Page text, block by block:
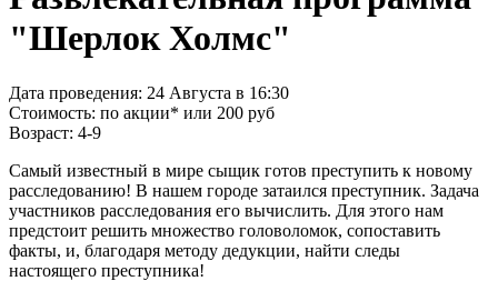
"Шерлок Холмс"
Дата проведения: 24 Августа в 16:30
Стоимость: по акции* или 200 руб
Возраст: 4-9
Самый известный в мире сыщик готов преступить к новому
расследованию! В нашем городе затаился преступник. Задача
участников расследования его вычислить. Для этого нам
предстоит решить множество головоломок, сопоставить
факты, и, благодаря методу дедукции, найти следы
настоящего преступника!